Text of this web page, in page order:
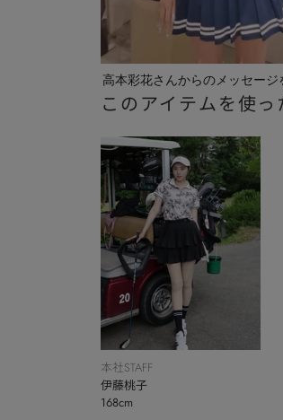
高本彩花さんからのメッセージ
け♡
このアイテムを使
本社STAFF
伊藤桃子
168cm